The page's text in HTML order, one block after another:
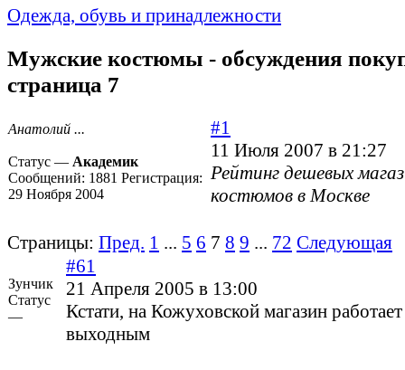
Одежда, обувь и принадлежности
Мужские костюмы - обсуждения
страница 7
Анатолий ...
Статус — Академик
Сообщений: 1881 Регистрация:
29 Ноября 2004
#1
11 Июля 2007 в 21:27
Рейтинг дешевых
костюмов в Москве
Страницы: Пред. 1 ... 5 6 7 8 9 ... 72 Следующая
Зунчик
Статус
—
#61
21 Апреля 2005 в 13:00
Кстати, на Кожуховской магазин
выходным